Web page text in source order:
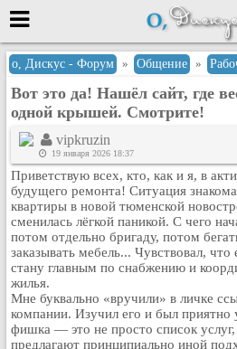
Меню
или войти через
Вход с 7ooo.ru
Регистрация
Забыли пароль?
Данные авторизации одинаковые с
сайтом 7ooo.ru
Форумы
Главная
Поиск
Новые сообщения
о, Дискус - Форум » Общение »
Вот это да! Нашёл сайт, где
одной крышей. Смотрите!
vipkruzin
19 января 2026 18:37
Приветствую всех, кто, как и я, в
будущего ремонта! Ситуация
квартиры в новой тюменской
сменилась лёгкой паникой. С чего
потом отдельно бригаду, потом
заказывать мебель... Чувствовал,
стану главным по снабжению и
жилья.
Мне буквально «вручили» в личке
компании. Изучил его и был приятно
фишка — это не просто список
предлагают принципиально иной